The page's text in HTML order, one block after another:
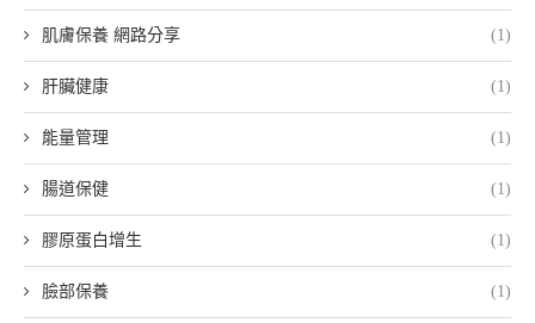
肌膚保養 網路分享 (1)
肝臟健康 (1)
能量管理 (1)
腸道保健 (1)
膠原蛋白增生 (1)
臉部保養 (1)